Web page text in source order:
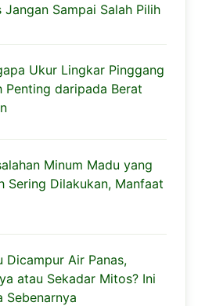
Jangan Sampai Salah Pilih
Ukur Lingkar Pinggang
Penting daripada Berat
Minum Madu yang
Sering Dilakukan, Manfaat
Dicampur Air Panas,
atau Sekadar Mitos? Ini
Sebenarnya